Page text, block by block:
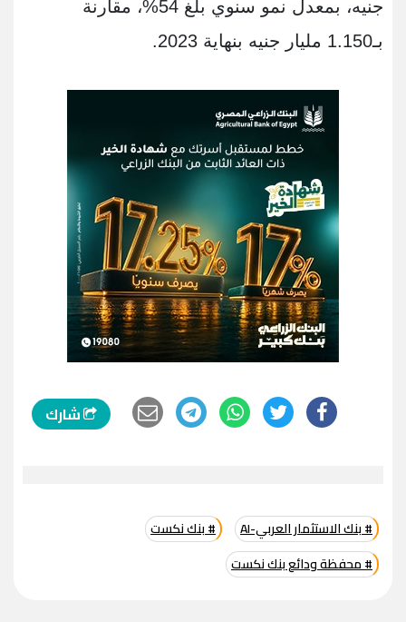
جنيه، بمعدل نمو سنوي بلغ 54%، مقارنة
بـ1.150 مليار جنيه بنهاية 2023.
شارك
# بنك الاستثمار العربي-AI
# بنك نكست
# محفظة ودائع بنك نكست